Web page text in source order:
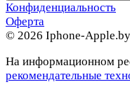
Конфиденциальность
Оферта
© 2026 Iphone-Apple.by
На информационном
рекомендательные